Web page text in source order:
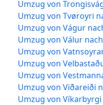
Umzug von
Umzug von Tvøroyri
Umzug von Vágur
Umzug von Válur
Umzug von
Umzug von
Umzug von
Umzug von Viðareiði
Umzug von